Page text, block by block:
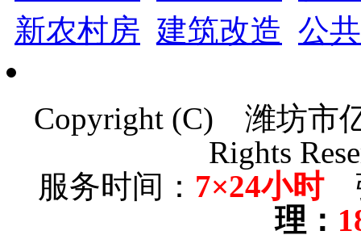
新农村房 建筑改造 公
Copyright (C) 潍坊市
Rights
服务时间： 7×24小时
理 ：